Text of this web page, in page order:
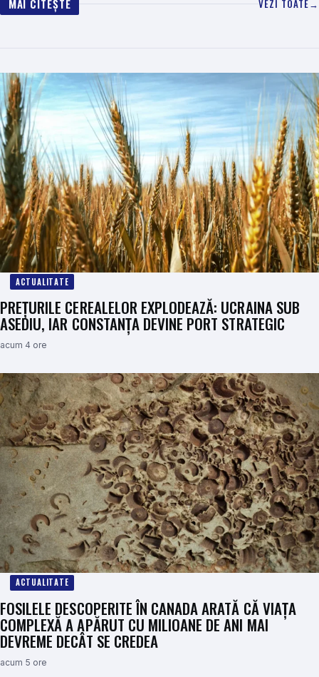
MAI CITEȘTE VEZI TOATE→
ACTUALITATE
PREȚURILE CEREALELOR EXPLODEAZĂ: UCRAINA SUB
ASEDIU, IAR CONSTANȚA DEVINE PORT STRATEGIC
acum 4 ore
ACTUALITATE
FOSILELE DESCOPERITE ÎN CANADA ARATĂ CĂ VIAȚA
COMPLEXĂ A APĂRUT CU MILIOANE DE ANI MAI
DEVREME DECÂT SE CREDEA
acum 5 ore